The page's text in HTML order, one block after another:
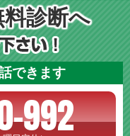
診断へ
できます
992